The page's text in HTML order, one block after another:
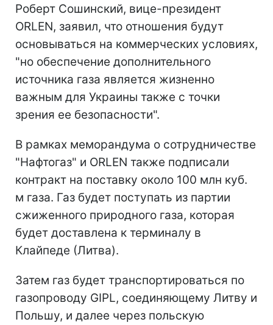
Роберт Сошинский, вице-президент
ORLEN, заявил, что отношения будут
основываться на коммерческих условиях,
"но обеспечение дополнительного
источника газа является жизненно
важным для Украины также с точки
зрения ее безопасности".
В рамках меморандума о сотрудничестве
"Нафтогаз" и ORLEN также подписали
контракт на поставку около 100 млн куб.
м газа. Газ будет поступать из партии
сжиженного природного газа, которая
будет доставлена к терминалу в
Клайпеде (Литва).
Затем газ будет транспортироваться по
газопроводу GIPL, соединяющему Литву и
Польшу, и далее через польскую